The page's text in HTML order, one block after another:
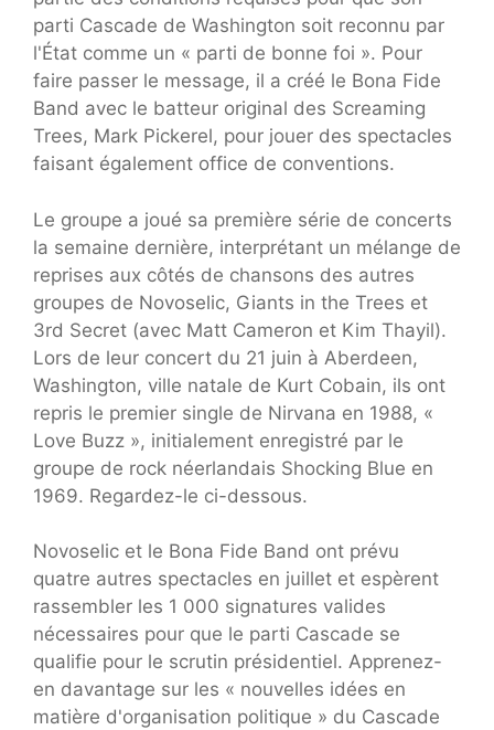
parti Cascade de Washington soit reconnu par
l'État comme un « parti de bonne foi ». Pour
faire passer le message, il a créé le Bona Fide
Band avec le batteur original des Screaming
Trees, Mark Pickerel, pour jouer des spectacles
faisant également office de conventions.
Le groupe a joué sa première série de concerts
la semaine dernière, interprétant un mélange de
reprises aux côtés de chansons des autres
groupes de Novoselic, Giants in the Trees et
3rd Secret (avec Matt Cameron et Kim Thayil).
Lors de leur concert du 21 juin à Aberdeen,
Washington, ville natale de Kurt Cobain, ils ont
repris le premier single de Nirvana en 1988, «
Love Buzz », initialement enregistré par le
groupe de rock néerlandais Shocking Blue en
1969. Regardez-le ci-dessous.
Novoselic et le Bona Fide Band ont prévu
quatre autres spectacles en juillet et espèrent
rassembler les 1 000 signatures valides
nécessaires pour que le parti Cascade se
qualifie pour le scrutin présidentiel. Apprenez-
en davantage sur les « nouvelles idées en
matière d'organisation politique » du Cascade